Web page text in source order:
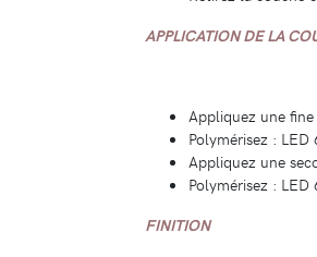
APPLICATION DE LA
Appliquez une
Polymérisez : LED
Appliquez une
Polymérisez : LED
FINITION